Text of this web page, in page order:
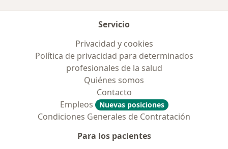
Servicio
Privacidad y cookies
Política de privacidad para determinados
profesionales de la salud
Quiénes somos
Contacto
Empleos
Nuevas posiciones
Condiciones Generales de Contratación
Para los pacientes